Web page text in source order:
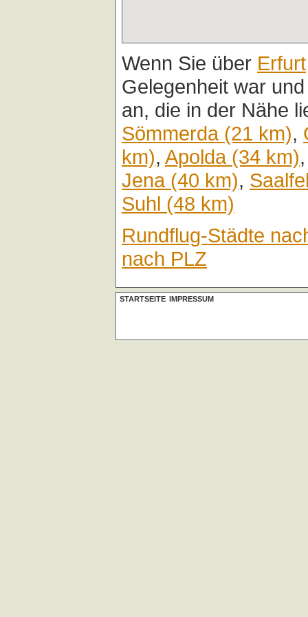
Wenn Sie über Erfurt
Gelegenheit war
an, die in der Nähe
Sömmerda (21 km),
km), Apolda (34 km)
Jena (40 km),
Suhl (48 km)
Rundflug-Städte
nach PLZ
STARTSEITE IMPRESSUM